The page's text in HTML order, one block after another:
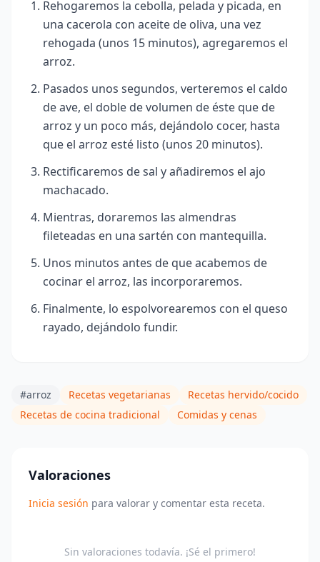
Rehogaremos la cebolla, pelada y picada, en
una cacerola con aceite de oliva, una vez
rehogada (unos 15 minutos), agregaremos el
arroz.
Pasados unos segundos, verteremos el caldo
de ave, el doble de volumen de éste que de
arroz y un poco más, dejándolo cocer, hasta
que el arroz esté listo (unos 20 minutos).
Rectificaremos de sal y añadiremos el ajo
machacado.
Mientras, doraremos las almendras
fileteadas en una sartén con mantequilla.
Unos minutos antes de que acabemos de
cocinar el arroz, las incorporaremos.
Finalmente, lo espolvorearemos con el queso
rayado, dejándolo fundir.
#arroz Recetas vegetarianas
Recetas hervido/cocido
Recetas de cocina tradicional
Comidas y cenas
Valoraciones
Inicia sesión para valorar y comentar esta receta.
Sin valoraciones todavía. ¡Sé el primero!